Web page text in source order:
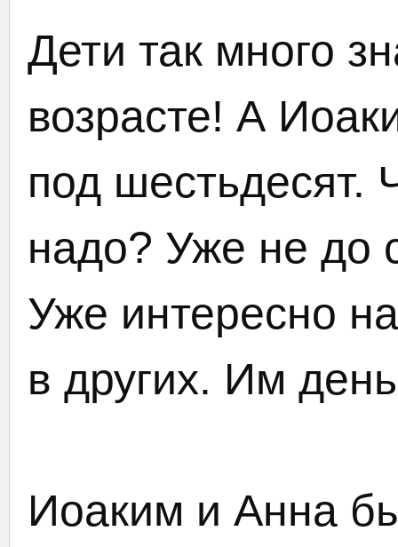
Дети так много
возрасте! А
под шестьдесят.
надо? Уже не до
Уже интересно
в других. Им
Иоаким и Анна